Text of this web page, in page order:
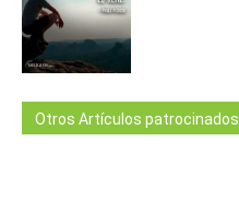
Otros Artículos patrocinados